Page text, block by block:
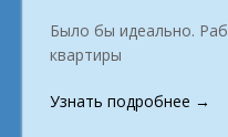
Было бы идеально.
квартиры
Узнать подробнее →